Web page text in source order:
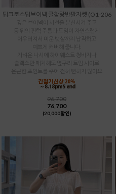
딥크로스딥브이넥 쿨찰랑반팔자켓 (O1-206
깊은 브이넥이 시선을 분산시켜 주고
어우러져서 미운 뱃살까지 납작하고
은근한 포인트를 주어 전혀 뻔하지 않아요
96,700
76,700
(20,000할인)